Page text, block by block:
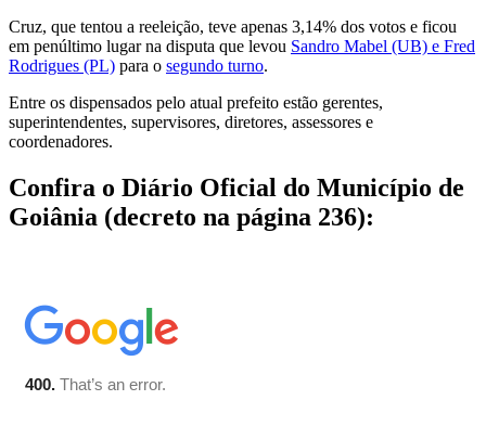
Cruz, que tentou a reeleição, teve apenas 3,14% dos votos e ficou
em penúltimo lugar na disputa que levou Sandro Mabel (UB) e Fred
Rodrigues (PL) para o segundo turno.
Entre os dispensados pelo atual prefeito estão gerentes,
superintendentes, supervisores, diretores, assessores e
coordenadores.
Confira o Diário Oficial do Município de
Goiânia (decreto na página 236):